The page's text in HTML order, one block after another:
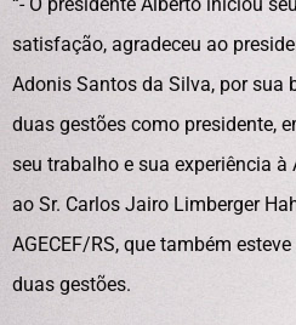
satisfação, agradeceu ao
Adonis Santos da Silva, por sua
duas gestões como presidente,
seu trabalho e sua experiência à
ao Sr. Carlos Jairo Limberger
AGECEF/RS, que também
duas gestões.